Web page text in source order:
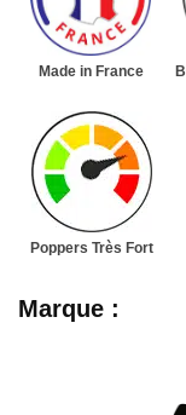
Made in France
Poppers Très Fort
Marque :